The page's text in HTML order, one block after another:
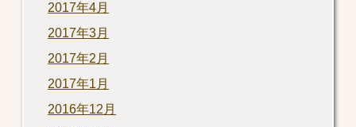
2017年4月
2017年3月
2017年2月
2017年1月
2016年12月